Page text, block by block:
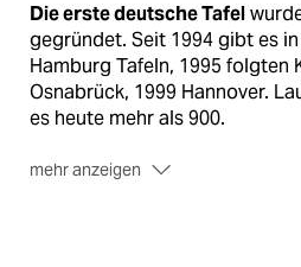
Die erste deutsche Tafel
gegründet. Seit 1994 gibt es
Hamburg Tafeln, 1995 folgten
Osnabrück, 1999 Hannover.
es heute mehr als 900.
mehr anzeigen